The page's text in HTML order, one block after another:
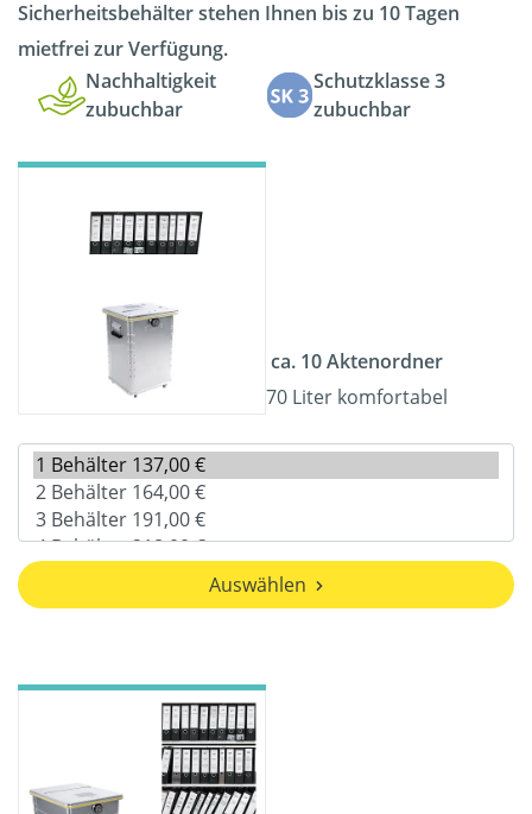
Sicherheitsbehälter stehen Ihnen bis zu 10 Tagen
mietfrei zur Verfügung.
Nachhaltigkeit
zubuchbar
Schutzklasse 3
zubuchbar
ca. 10 Aktenordner
70 Liter komfortabel
Auswählen